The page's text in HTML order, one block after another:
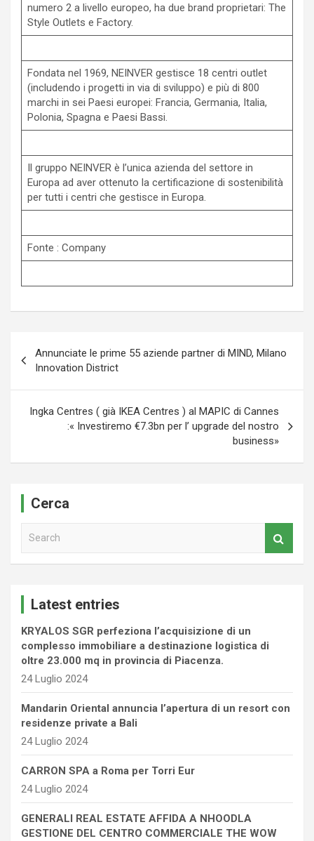
numero 2 a livello europeo, ha due brand proprietari: The
Style Outlets e Factory.
Fondata nel 1969, NEINVER gestisce 18 centri outlet
(includendo i progetti in via di sviluppo) e più di 800
marchi in sei Paesi europei: Francia, Germania, Italia,
Polonia, Spagna e Paesi Bassi.
Il gruppo NEINVER è l’unica azienda del settore in
Europa ad aver ottenuto la certificazione di sostenibilità
per tutti i centri che gestisce in Europa.
Fonte : Company
articoli
Annunciate le prime 55 aziende partner di MIND, Milano
Innovation District
Ingka Centres ( già IKEA Centres ) al MAPIC di Cannes
:« Investiremo €7.3bn per l’ upgrade del nostro
business»
Cerca
Latest entries
KRYALOS SGR perfeziona l’acquisizione di un
complesso immobiliare a destinazione logistica di
oltre 23.000 mq in provincia di Piacenza.
24 Luglio 2024
Mandarin Oriental annuncia l’apertura di un resort con
residenze private a Bali
24 Luglio 2024
CARRON SPA a Roma per Torri Eur
24 Luglio 2024
GENERALI REAL ESTATE AFFIDA A NHOODLA
GESTIONE DEL CENTRO COMMERCIALE THE WOW